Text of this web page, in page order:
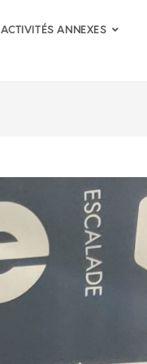
ACTIVITÉS ANNEXES